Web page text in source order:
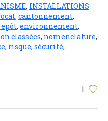
INSTALLATIONS
, cantonnement,
, environnement,
classées, nomenclature,
, risque, sécurité,
1